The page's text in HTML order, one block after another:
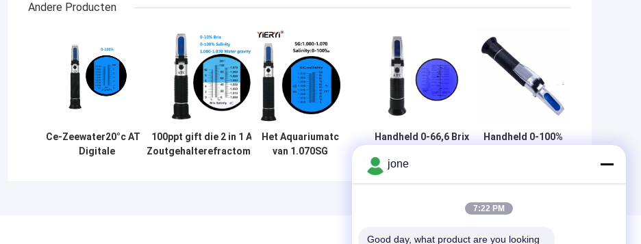
Andere Producten
Ce-Zeewater20°c ATC
Digitale
100ppt gift die 2 in 1 ATC
Zoutgehalterefractometer
Het Aquariumatc
van 1.070SG
Handheld 0-66,6 Brix
Nauwkeurigheid 0,01%
Propyleenglycoltesten
Handheld 0-100%
voor aquarium en
jone
7:22 PM
Good day, what product are you looking